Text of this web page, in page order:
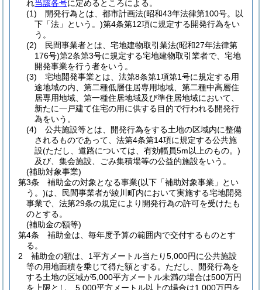
れ当該各号に定めるところによる。
(1)
開発行為とは、都市計画法(昭和43年法律第100号。以
下「法」という。)第4条第12項に規定する開発行為をい
う。
(2)
民間事業者とは、宅地建物取引業法(昭和27年法律第
176号)第2条第3号に規定する宅地建物取引業者で、宅地
開発事業を行う者をいう。
(3)
宅地開発事業とは、法第8条第1項第1号に規定する用
途地域の内、第二種低層住居専用地域、第二種中高層住
居専用地域、第一種住居地域及び準住居地域において、
新たに一戸建て住宅の用に供する目的で行われる開発行
為をいう。
(4)
公共施設等とは、開発行為をする土地の区域内に整備
されるものであって、法第4条第14項に規定する公共施
設(ただし、道路については、有効幅員5m以上のもの。)
及び、集会施設、ごみ集積場等の公益的施設をいう。
(補助対象事業)
第3条
補助金の対象となる事業(以下「補助対象事業」とい
う。)は、民間事業者が綾川町内において実施する宅地開発
事業で、法第29条の規定により開発行為の許可を受けたも
のとする。
(補助金の額等)
第4条
補助金は、毎年度予算の範囲内で交付するものとす
る。
2
補助金の額は、1平方メートル当たり5,000円に公共施設
等の用地面積を乗じて得た額とする。 ただし、開発行為を
する土地の区域が5,000平方メートル未満の場合は500万円
を上限とし、5,000平方メートル以上の場合は1,000万円を